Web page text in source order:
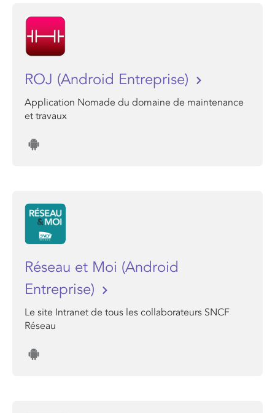
ROJ (Android Entreprise)
Application Nomade du domaine de maintenance
et travaux
Réseau et Moi (Android
Entreprise)
Le site Intranet de tous les collaborateurs SNCF
Réseau